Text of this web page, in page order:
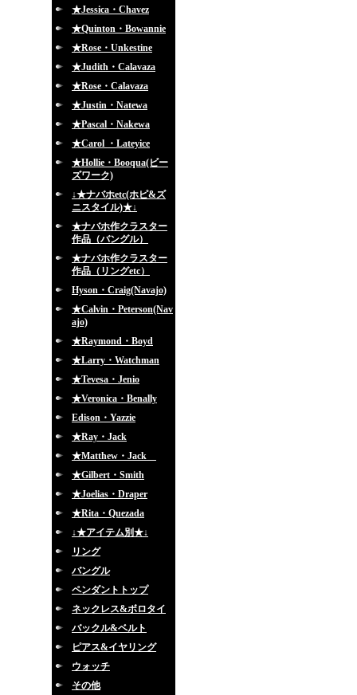
★Jessica・Chavez
★Quinton・Bowannie
★Rose・Unkestine
★Judith・Calavaza
★Rose・Calavaza
★Justin・Natewa
★Pascal・Nakewa
★Carol ・Lateyice
★Hollie・Booqua(ビー
ズワーク)
↓★ナバホetc(ホピ&ズ
ニスタイル)★↓
★ナバホ作クラスター
作品（バングル）
★ナバホ作クラスター
作品（リングetc）
Hyson・Craig(Navajo)
★Calvin・Peterson(Nav
ajo)
★Raymond・Boyd
★Larry・Watchman
★Tevesa・Jenio
★Veronica・Benally
Edison・Yazzie
★Ray・Jack
★Matthew・Jack
★Gilbert・Smith
★Joelias・Draper
★Rita・Quezada
↓★アイテム別★↓
リング
バングル
ペンダントトップ
ネックレス&ボロタイ
バックル&ベルト
ピアス&イヤリング
ウォッチ
その他